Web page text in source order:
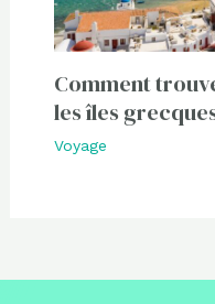
Comment
les îles
Voyage